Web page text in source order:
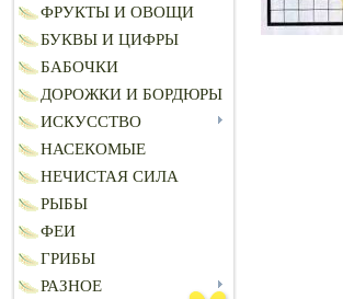
ФРУКТЫ И ОВОЩИ
БУКВЫ И ЦИФРЫ
БАБОЧКИ
ДОРОЖКИ И БОРДЮРЫ
ИСКУССТВО
НАСЕКОМЫЕ
НЕЧИСТАЯ СИЛА
РЫБЫ
ФЕИ
ГРИБЫ
РАЗНОЕ